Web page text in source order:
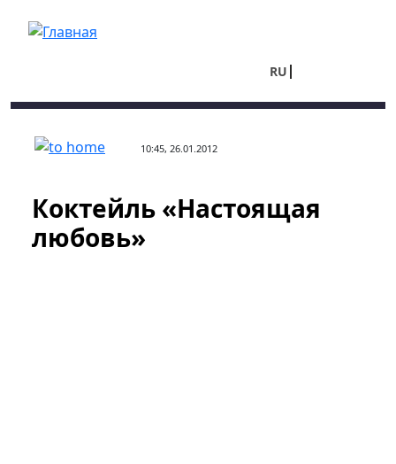
RU
10:45, 26.01.2012
Коктейль «Настоящая
любовь»